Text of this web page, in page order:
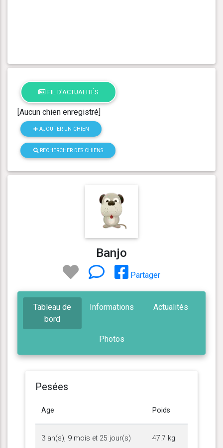
FIL D'ACTUALITÉS
[Aucun chien enregistré]
AJOUTER UN CHIEN
RECHERCHER DES CHIENS
Banjo
Partager
Tableau de
bord
Informations Actualités
Photos
Pesées
Age Poids
3 an(s), 9 mois et 25 jour(s) 47.7 kg